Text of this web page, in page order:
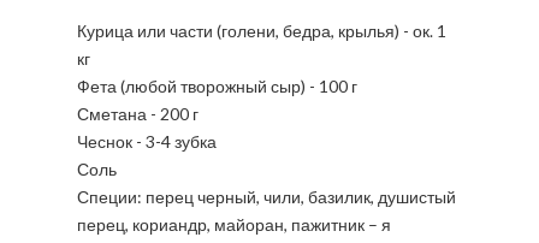
Курица или части (голени, бедра, крылья) - ок. 1
кг
Фета (любой творожный сыр) - 100 г
Сметана - 200 г
Чеснок - 3-4 зубка
Соль
Специи: перец черный, чили, базилик, душистый
перец, кориандр, майоран, пажитник – я